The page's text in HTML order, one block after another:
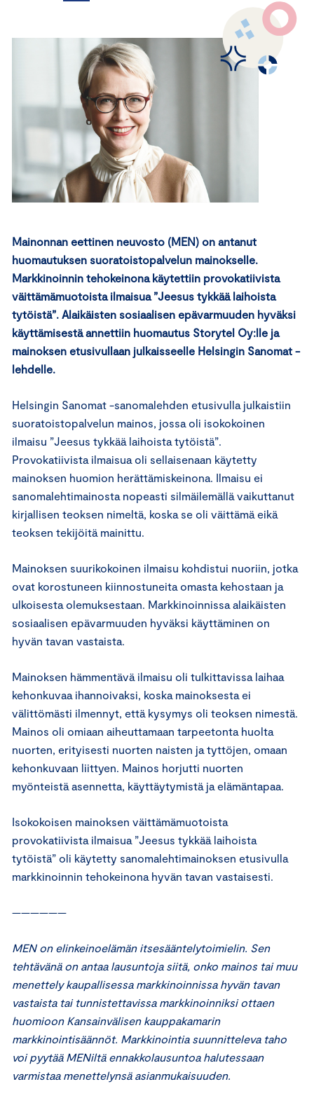
Mainonnan eettinen neuvosto (MEN) on antanut
huomautuksen suoratoistopalvelun mainokselle.
Markkinoinnin tehokeinona käytettiin provokatiivista
väittämämuotoista ilmaisua ”Jeesus tykkää laihoista
tytöistä”. Alaikäisten sosiaalisen epävarmuuden hyväksi
käyttämisestä annettiin huomautus Storytel Oy:lle ja
mainoksen etusivullaan julkaisseelle Helsingin Sanomat -
lehdelle.
Helsingin Sanomat -sanomalehden etusivulla julkaistiin
suoratoistopalvelun mainos, jossa oli isokokoinen
ilmaisu ”Jeesus tykkää laihoista tytöistä”.
Provokatiivista ilmaisua oli sellaisenaan käytetty
mainoksen huomion herättämiskeinona. Ilmaisu ei
sanomalehtimainosta nopeasti silmäilemällä vaikuttanut
kirjallisen teoksen nimeltä, koska se oli väittämä eikä
teoksen tekijöitä mainittu.
Mainoksen suurikokoinen ilmaisu kohdistui nuoriin, jotka
ovat korostuneen kiinnostuneita omasta kehostaan ja
ulkoisesta olemuksestaan. Markkinoinnissa alaikäisten
sosiaalisen epävarmuuden hyväksi käyttäminen on
hyvän tavan vastaista.
Mainoksen hämmentävä ilmaisu oli tulkittavissa laihaa
kehonkuvaa ihannoivaksi, koska mainoksesta ei
välittömästi ilmennyt, että kysymys oli teoksen nimestä.
Mainos oli omiaan aiheuttamaan tarpeetonta huolta
nuorten, erityisesti nuorten naisten ja tyttöjen, omaan
kehonkuvaan liittyen. Mainos horjutti nuorten
myönteistä asennetta, käyttäytymistä ja elämäntapaa.
Isokokoisen mainoksen väittämämuotoista
provokatiivista ilmaisua ”Jeesus tykkää laihoista
tytöistä” oli käytetty sanomalehtimainoksen etusivulla
markkinoinnin tehokeinona hyvän tavan vastaisesti.
——————
MEN on elinkeinoelämän itsesääntelytoimielin. Sen
tehtävänä on antaa lausuntoja siitä, onko mainos tai muu
menettely kaupallisessa markkinoinnissa hyvän tavan
vastaista tai tunnistettavissa markkinoinniksi ottaen
huomioon Kansainvälisen kauppakamarin
markkinointisäännöt. Markkinointia suunnitteleva taho
voi pyytää MENiltä ennakkolausuntoa halutessaan
varmistaa menettelynsä asianmukaisuuden.